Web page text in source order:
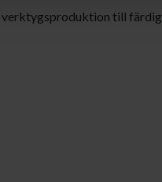
verktygsproduktion till färdig